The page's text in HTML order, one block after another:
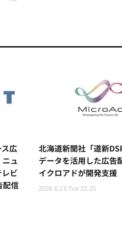
広
ュ
ビ
配信
北海道新聞社「道新
データを活用した広
イクロアドが開発支援
2026.6.23 Tue 22:25